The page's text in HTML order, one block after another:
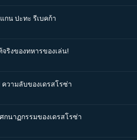
กน ปะทะ รีเบคก้า
จริงของทหารของเล่น!
วามลับของเดรสโรซ่า
กนาฏกรรมของเดรสโรซ่า